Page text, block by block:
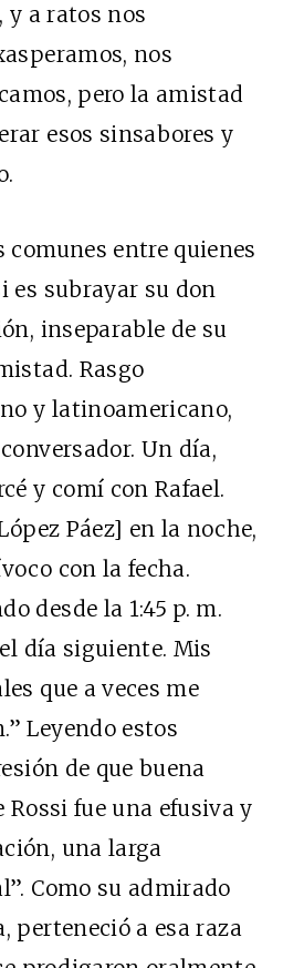
y a ratos nos
nos
pero la amistad
esos sinsabores y
comunes entre quienes
es subrayar su don
inseparable de su
Rasgo
y latinoamericano,
Un día,
y comí con Rafael.
Páez] en la noche,
con la fecha.
desde la 1:45 p. m.
día siguiente. Mis
que a veces me
Leyendo estos
de que buena
Rossi fue una efusiva y
una larga
Como su admirado
perteneció a esa raza